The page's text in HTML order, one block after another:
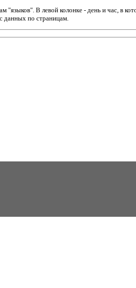
"языков". В левой колонке - день и час, в
данных по страницам.